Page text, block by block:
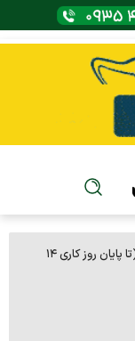
🔴 اکسل جامع داده‌های بازار سرمایه (تا پایان روز کاری ۱۴